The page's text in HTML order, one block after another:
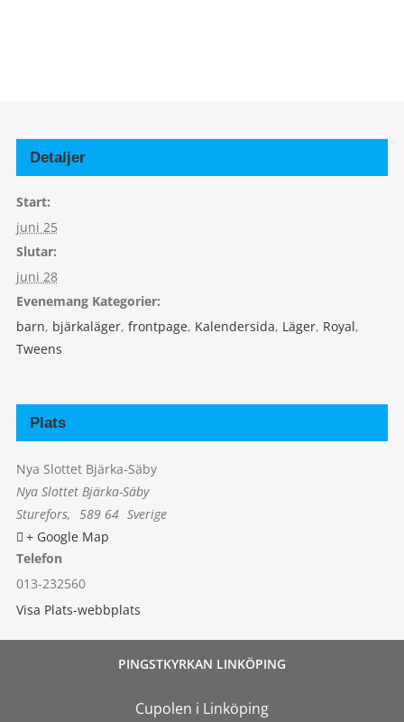
Detaljer
Start:
juni 25
Slutar:
juni 28
Evenemang Kategorier:
barn, bjärkaläger, frontpage, Kalendersida, Läger, Royal,
Tweens
Plats
Nya Slottet Bjärka-Säby
Nya Slottet Bjärka-Säby
Sturefors, 589 64 Sverige
+ Google Map
Telefon
013-232560
Visa Plats-webbplats
PINGSTKYRKAN LINKÖPING
Cupolen i Linköping